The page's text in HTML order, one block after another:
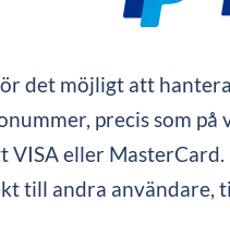
det möjligt att
precis som på
VISA eller
till andra användare,